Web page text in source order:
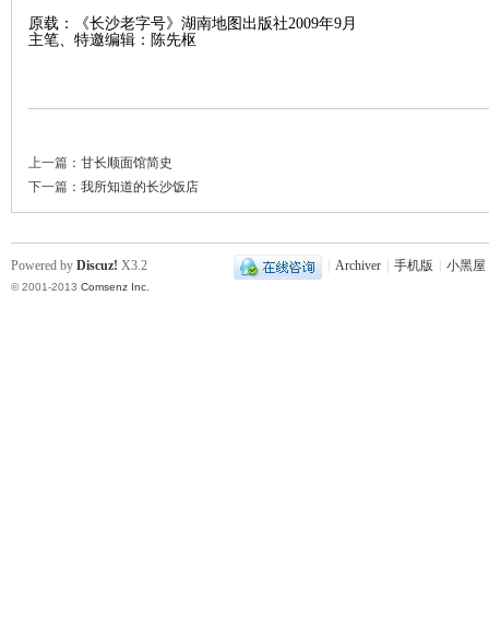
|
原载：《长沙老字号》湖南地图出版社2009年9月
主笔、特邀编辑：陈先枢
上一篇： 甘长顺面馆简史
下一篇： 我所知道的长沙饭店
Archiver 手机版 小黑屋
Powered by Discuz! X3.2
© 2001-2013 Comsenz Inc.